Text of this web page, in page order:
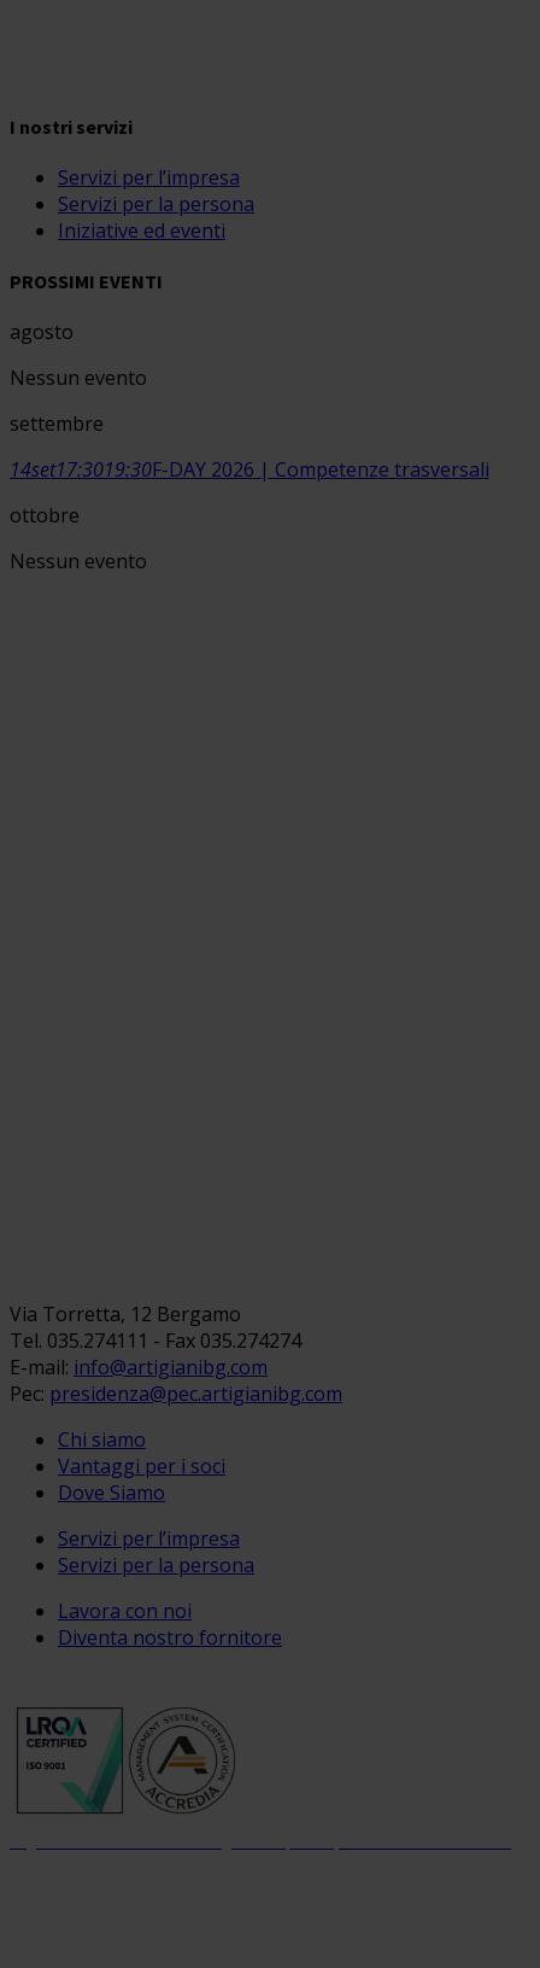
I nostri servizi
Servizi per l’impresa
Servizi per la persona
Iniziative ed eventi
PROSSIMI EVENTI
agosto
Nessun evento
settembre
14set17:3019:30F-DAY 2026 | Competenze trasversali
ottobre
Nessun evento
Via Torretta, 12 Bergamo
Tel. 035.274111 - Fax 035.274274
E-mail: info@artigianibg.com
Pec: presidenza@pec.artigianibg.com
Chi siamo
Vantaggi per i soci
Dove Siamo
Servizi per l’impresa
Servizi per la persona
Lavora con noi
Diventa nostro fornitore